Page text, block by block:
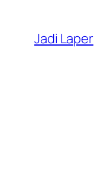
content
Jadi Laper